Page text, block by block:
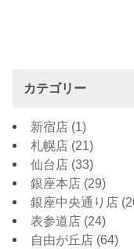
カテゴリー
新宿店 (1)
札幌店 (21)
仙台店 (33)
銀座本店 (29)
銀座中央通り店
表参道店 (24)
自由が丘店 (64)